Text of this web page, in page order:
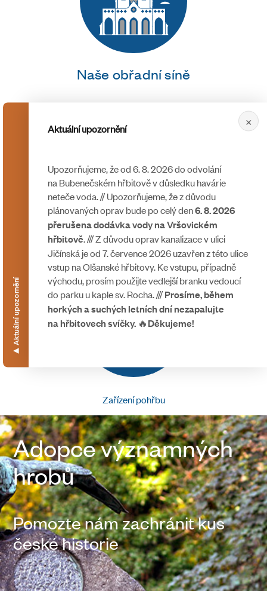
▸
Aktuální upozornění
×
Aktuální upozornění
Upozorňujeme, že od 6. 8. 2026 do odvolání
na Bubenečském hřbitově v důsledku havárie
neteče voda. // Upozorňujeme, že z důvodu
plánovaných oprav bude po celý den6. 8. 2026
přerušena dodávka vody na Vršovickém
hřbitově . /// Z důvodu oprav kanalizace v ulici
Jičínská je od 7. července 2026 uzavřen z této ulice
vstup na Olšanské hřbitovy. Ke vstupu, případně
východu, prosím použijte vedlejší branku vedoucí
do parku u kaple sv. Rocha. ///Prosíme, během
horkých a suchých letních dní nezapalujte
na hřbitovech svíčky. 🔥 Děkujeme!
Naše obřadní síně
Obřady na míru
Zařízení pohřbu
Adopce významných
hrobů
Pomozte nám zachránit kus
české historie